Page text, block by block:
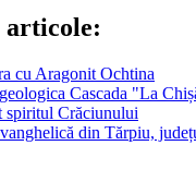
articole:
cu Aragonit Ochtina
Cascada "La
spiritul Crăciunului
din Tărpiu,